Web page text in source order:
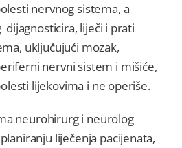
nervnog sistema, a
liječi i prati
uključujući mozak,
nervni sistem i mišiće,
lijekovima i ne operiše.
neurohirurg i neurolog
liječenja pacijenata,